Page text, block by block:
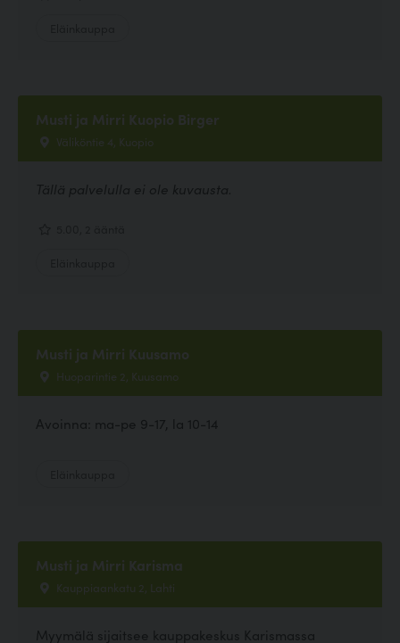
Musti ja Mirri Kuopio Birger
Väliköntie 4, Kuopio
Tällä palvelulla ei ole kuvausta.
Musti ja Mirri Kuusamo
Huoparintie 2, Kuusamo
Avoinna: ma-pe 9-17, la 10-14
Musti ja Mirri Karisma
Kauppiaankatu 2, Lahti
Myymälä sijaitsee kauppakeskus Karismassa